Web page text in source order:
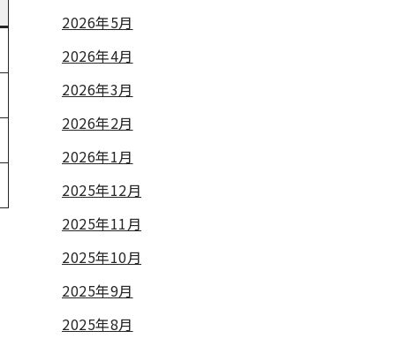
2026年5月
2026年4月
2026年3月
2026年2月
2026年1月
2025年12月
2025年11月
2025年10月
2025年9月
2025年8月